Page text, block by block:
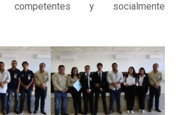
competentes y socialmente